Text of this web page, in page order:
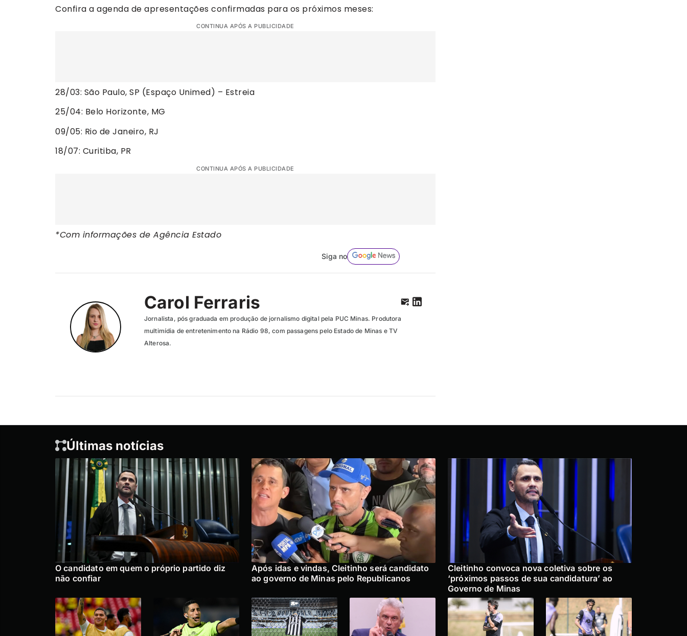
Confira a agenda de apresentações confirmadas para os próximos meses:
CONTINUA APÓS A PUBLICIDADE
28/03: São Paulo, SP (Espaço Unimed) – Estreia
25/04: Belo Horizonte, MG
09/05: Rio de Janeiro, RJ
18/07: Curitiba, PR
CONTINUA APÓS A PUBLICIDADE
*Com informações de Agência Estado
Siga no
Carol Ferraris
Jornalista, pós graduada em produção de jornalismo digital pela PUC Minas. Produtora
multimídia de entretenimento na Rádio 98, com passagens pelo Estado de Minas e TV
Alterosa.
Últimas notícias
O candidato em quem o próprio partido diz
não confiar
Após idas e vindas, Cleitinho será candidato
ao governo de Minas pelo Republicanos
Cleitinho convoca nova coletiva sobre os
‘próximos passos de sua candidatura’ ao
Governo de Minas